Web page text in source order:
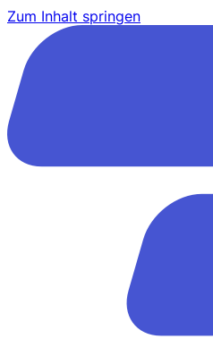
Zum Inhalt springen